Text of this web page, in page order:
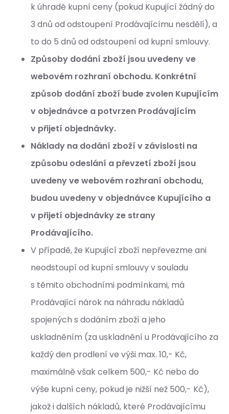
k úhradě kupní ceny (pokud Kupující žádný do
3 dnů od odstoupení Prodávajícímu nesdělí), a
to do 5 dnů od odstoupení od kupní smlouvy.
Způsoby dodání zboží jsou uvedeny ve
webovém rozhraní obchodu. Konkrétní
způsob dodání zboží bude zvolen Kupujícím
v objednávce a potvrzen Prodávajícím
v přijetí objednávky.
Náklady na dodání zboží v závislosti na
způsobu odeslání a převzetí zboží jsou
uvedeny ve webovém rozhraní obchodu,
budou uvedeny v objednávce Kupujícího a
v přijetí objednávky ze strany
Prodávajícího.
V případě, že Kupující zboží nepřevezme ani
neodstoupí od kupní smlouvy v souladu
s těmito obchodními podmínkami, má
Prodávající nárok na náhradu nákladů
spojených s dodáním zboží a jeho
uskladněním (za uskladnění u Prodávajícího za
každý den prodlení ve výši max. 10,- Kč,
maximálně však celkem 500,- Kč nebo do
výše kupní ceny, pokud je nižší než 500,- Kč),
jakož i dalších nákladů, které Prodávajícímu